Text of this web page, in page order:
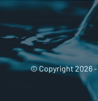
© Copyright 2026 -